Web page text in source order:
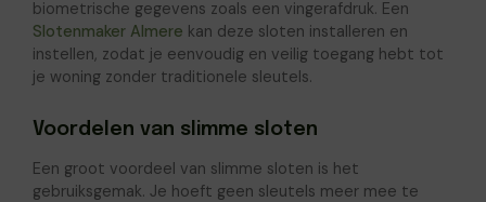
biometrische gegevens zoals een vingerafdruk. Een
Slotenmaker Almere kan deze sloten installeren en
instellen, zodat je eenvoudig en veilig toegang hebt tot
je woning zonder traditionele sleutels.
Voordelen van slimme sloten
Een groot voordeel van slimme sloten is het
gebruiksgemak. Je hoeft geen sleutels meer mee te